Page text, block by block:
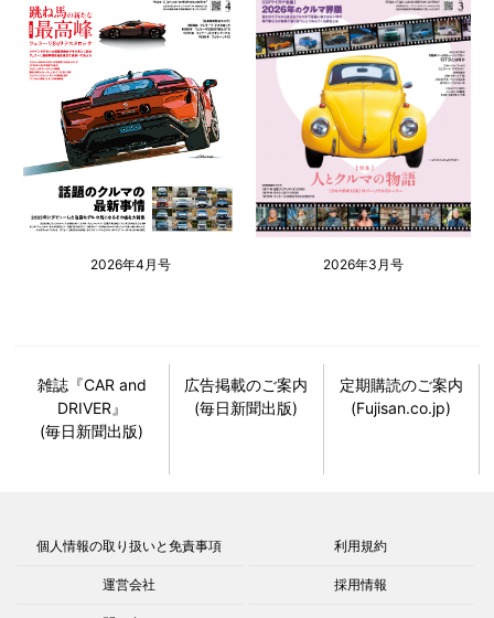
2026年4月号 2026年3月号
雑誌『CAR and
DRIVER』
(毎日新聞出版)
広告掲載のご案内
(毎日新聞出版)
定期購読のご案内
(Fujisan.co.jp)
個人情報の取り扱いと免責事項 利用規約
運営会社 採用情報